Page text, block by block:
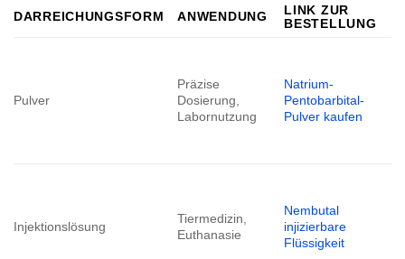
DARREICHUNGSFORM ANWENDUNG
LINK ZUR
BESTELLUNG
Pulver
Präzise
Dosierung,
Labornutzung
Natrium-
Pentobarbital-
Pulver kaufen
Injektionslösung
Tiermedizin,
Euthanasie
Nembutal
injizierbare
Flüssigkeit